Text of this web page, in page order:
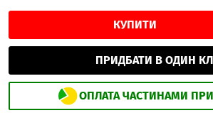
КУПИТИ
ПРИДБАТИ В ОДИН
ОПЛАТА ЧАСТИНАМИ